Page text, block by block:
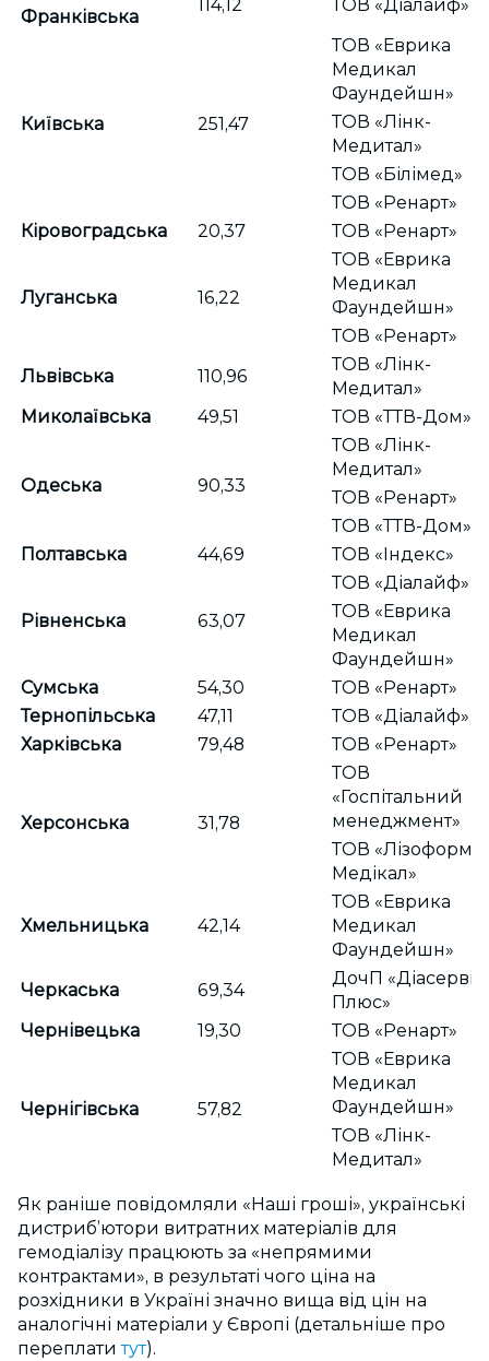
Франківська
114,12 ТОВ «Діалайф»
Київська 251,47
ТОВ «Еврика
Медикал
Фаундейшн»
ТОВ «Лінк-
Медитал»
ТОВ «Білімед»
ТОВ «Ренарт»
Кіровоградська
20,37 ТОВ «Ренарт»
Луганська 16,22
ТОВ «Еврика
Медикал
Фаундейшн»
ТОВ «Ренарт»
Львівська
110,96
ТОВ «Лінк-
Медитал»
Миколаївська
49,51 ТОВ «ТТВ-Дом»
Одеська 90,33
ТОВ «Лінк-
Медитал»
ТОВ «Ренарт»
ТОВ «ТТВ-Дом»
Полтавська
44,69 ТОВ «Індекс»
Рівненська 63,07
ТОВ «Діалайф»
ТОВ «Еврика
Медикал
Фаундейшн»
Сумська
54,30
ТОВ «Ренарт»
Тернопільська
47,11
ТОВ «Діалайф»
Харківська
79,48 ТОВ «Ренарт»
Херсонська 31,78
ТОВ
«Госпітальний
менеджмент»
ТОВ «Лізоформ
Медікал»
Хмельницька 42,14
ТОВ «Еврика
Медикал
Фаундейшн»
Черкаська
69,34
ДочП «Діасервіс
Плюс»
Чернівецька
19,30 ТОВ «Ренарт»
Чернігівська 57,82
ТОВ «Еврика
Медикал
Фаундейшн»
ТОВ «Лінк-
Медитал»
Як раніше повідомляли «Наші гроші», українські
дистриб’ютори витратних матеріалів для
гемодіалізу працюють за «непрямими
контрактами», в результаті чого ціна на
розхідники в Україні значно вища від цін на
аналогічні матеріали у Європі (детальніше про
переплатитут).